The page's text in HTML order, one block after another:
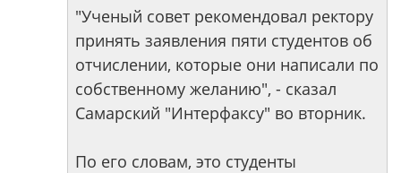
"Ученый совет рекомендовал ректору
принять заявления пяти студентов об
отчислении, которые они написали по
собственному желанию", - сказал
Самарский "Интерфаксу" во вторник.
По его словам, это студенты